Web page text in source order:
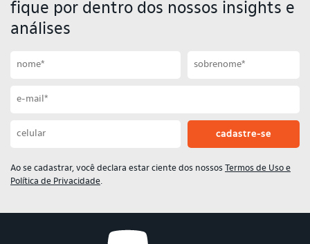
fique por dentro dos nossos insights e
análises
Ao se cadastrar, você declara estar ciente dos nossos
Termos de Uso e
Política de Privacidade.